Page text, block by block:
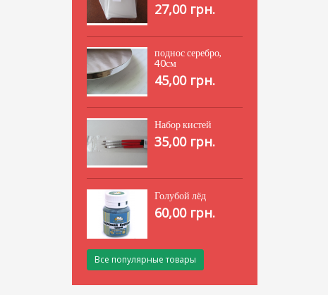
27,00 грн.
поднос серебро,
40см
45,00 грн.
Набор кистей
35,00 грн.
Голубой лёд
60,00 грн.
Все популярные товары